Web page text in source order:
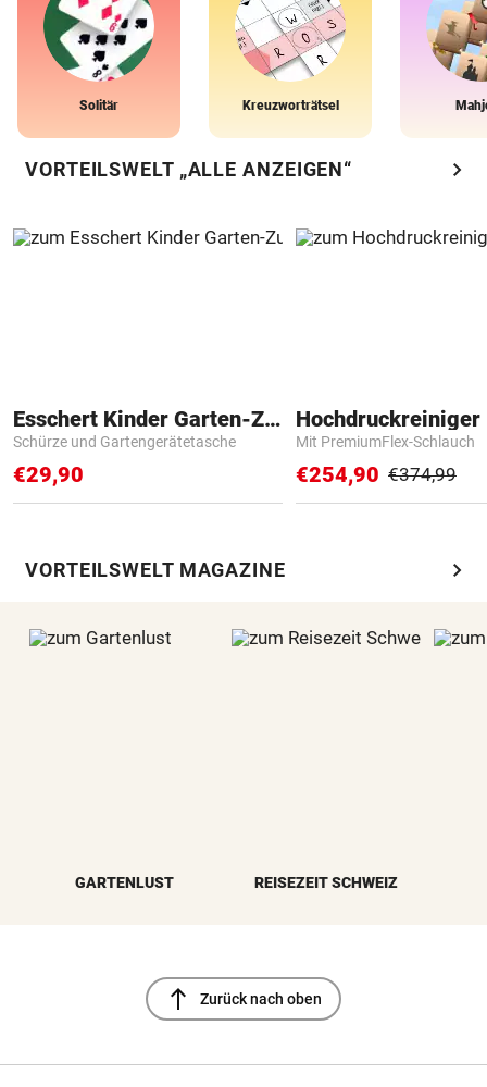
Solitär Kreuzworträtsel
VORTEILSWELT „ALLE ANZEIGEN“ chevron_right
Esschert Kinder Garten-Zubehör
Schürze und Gartengerätetasche
€29,90
Hochdruckreiniger
Mit PremiumFlex-Schlauch
€254,90 €374,99
VORTEILSWELT MAGAZINE chevron_right
GARTENLUST REISEZEIT SCHWEIZ
north Zurück nach oben